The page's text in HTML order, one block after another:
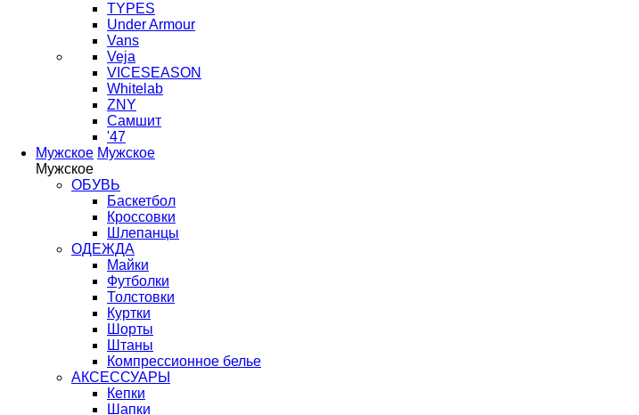
TYPES
Under Armour
Vans
Veja
VICESEASON
Whitelab
ZNY
Самшит
'47
Мужское Мужское
Мужское
ОБУВЬ
Баскетбол
Кроссовки
Шлепанцы
ОДЕЖДА
Майки
Футболки
Толстовки
Куртки
Шорты
Штаны
Компрессионное белье
АКСЕССУАРЫ
Кепки
Шапки